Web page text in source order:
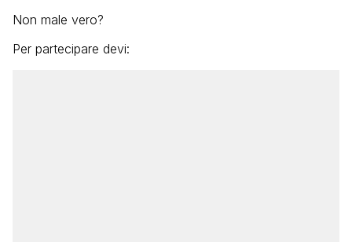
Non male vero?
Per partecipare devi: